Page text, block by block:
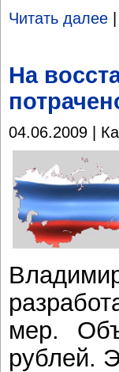
Читать далее
На
04.06.2009 |
мер.
рублей.